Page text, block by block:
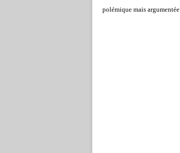
polémique mais